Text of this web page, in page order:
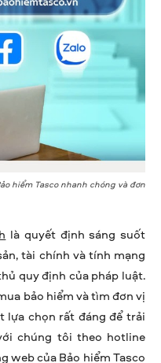
hiểm Tasco nhanh chóng và đơn
là quyết định sáng suốt
tài chính và tính mạng
quy định của pháp luật.
bảo hiểm và tìm đơn vị
lựa chọn rất đáng để trải
chúng tôi theo hotline
web của Bảo hiểm Tasco